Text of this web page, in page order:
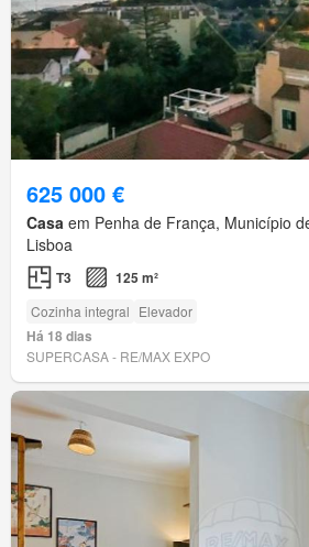
625 000 €
Casa em Penha de França, Município
Lisboa
T3 125 m²
Cozinha integral Elevador
Há 18 dias
SUPERCASA - RE/MAX EXPO